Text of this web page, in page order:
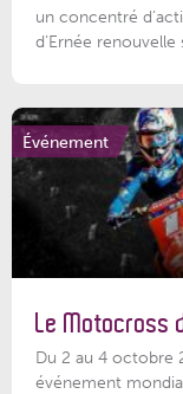
un concentré
d’Ernée
Événement
Le Motocross
Du 2 au 4 octobre
événement